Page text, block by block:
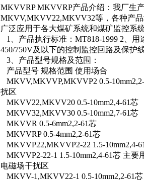
MKVVRP MKVVRP产品介绍：我厂生
MKVV,MKVV22,MKVV32等，各种产
广泛应用于各大煤矿系统和煤矿监控系统
1、产品执行标准：MT818-1999 2、
450/750V及以下的控制监控回路及保护
3、产品型号规格及范围：
产品型号 规格范围 使用场合
MKVV,MKVVP,MKVVP2 0.5-
扰区
MKVV22,MKVV20 0.5-10mm2,4-61芯
MKVV32,MKVV30 0.5-10mm2,7-61芯
MKVVR 0.5-6mm2,2-61芯
MKVVRP 0.5-4mm2,2-61芯
MKVVP22,MKVVP2-22 1.5-10mm2,4-
MKVVP2-22-1 1.5-10mm2,4-61芯 主
电磁场干扰区
MKVV-1,MKVV22-1 0.5-10mm2,2-61芯